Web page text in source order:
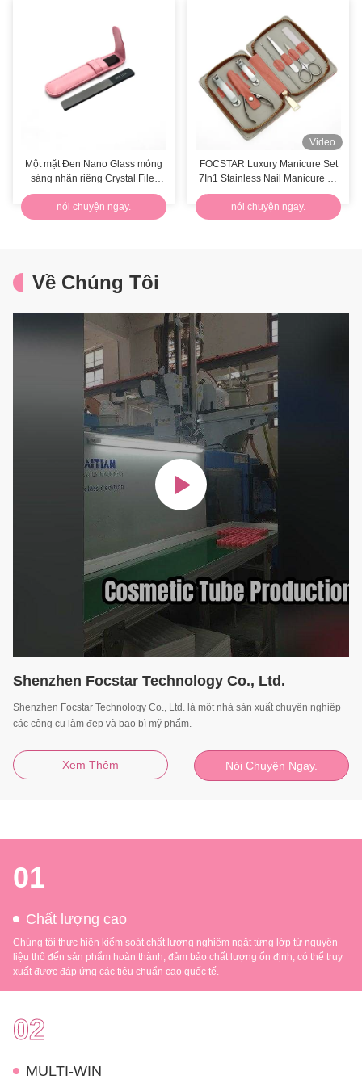
Một mặt Đen Nano Glass móng
sáng nhãn riêng Crystal Filer
với vỏ da
nói chuyện ngay.
Video
FOCSTAR Luxury Manicure Set
7In1 Stainless Nail Manicure Kit
với túi niêm phong
nói chuyện ngay.
Về Chúng Tôi
Shenzhen Focstar Technology Co., Ltd.
Shenzhen Focstar Technology Co., Ltd. là một nhà sản xuất chuyên nghiệp
các công cụ làm đẹp và bao bì mỹ phẩm.
Xem Thêm Nói Chuyện Ngay.
01
Chất lượng cao
Chúng tôi thực hiện kiểm soát chất lượng nghiêm ngặt từng lớp từ nguyên
liệu thô đến sản phẩm hoàn thành, đảm bảo chất lượng ổn định, có thể truy
xuất được đáp ứng các tiêu chuẩn cao quốc tế.
02
MULTI-WIN